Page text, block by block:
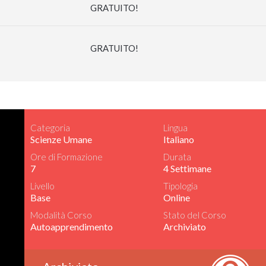
GRATUITO!
GRATUITO!
Categoria
Scienze Umane
Ore di Formazione
7
Livello
Base
Modalità Corso
Autoapprendimento
Lingua
Italiano
Durata
4 Settimane
Tipologia
Online
Stato del Corso
Archiviato